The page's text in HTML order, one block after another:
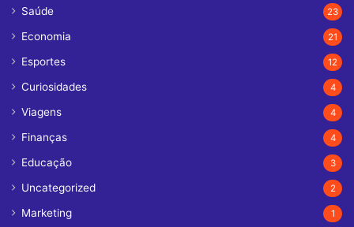
Saúde 23
Economia 21
Esportes 12
Curiosidades 4
Viagens 4
Finanças 4
Educação 3
Uncategorized 2
Marketing 1